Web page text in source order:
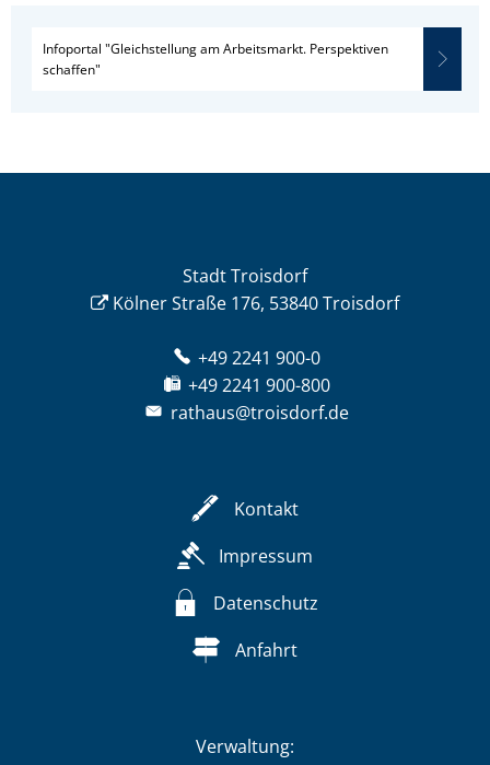
Infoportal "Gleichstellung am Arbeitsmarkt. Perspektiven
schaffen"
Stadt Troisdorf
Kölner Straße 176, 53840 Troisdorf
+49 2241 900-0
+49 2241 900-800
rathaus@troisdorf.de
Kontakt
Impressum
Datenschutz
Anfahrt
Verwaltung: